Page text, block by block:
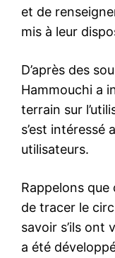
et de
mis à leur
D’après des
Hammouchi a
terrain sur
s’est intéressé
utilisateurs.
Rappelons
de tracer le
savoir s’ils ont
a été